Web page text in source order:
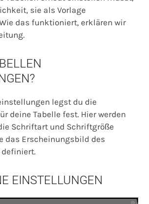
sie als Vorlage
das funktioniert, erklären wir
legst du die
deine Tabelle fest. Hier werden
Schriftart und Schriftgröße
das Erscheinungsbild des
EINSTELLUNGEN